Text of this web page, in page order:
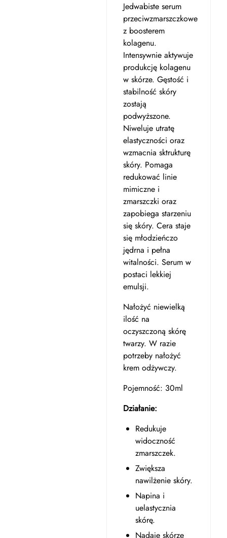
Jedwabiste serum
przeciwzmarszczkowe
z boosterem
kolagenu.
Intensywnie aktywuje
produkcję kolagenu
w skórze. Gęstość i
stabilność skóry
zostają
podwyższone.
Niweluje utratę
elastyczności oraz
wzmacnia sktrukturę
skóry. Pomaga
redukować linie
mimiczne i
zmarszczki oraz
zapobiega starzeniu
się skóry. Cera staje
się młodzieńczo
jędrna i pełna
witalności. Serum w
postaci lekkiej
emulsji.
Nałożyć niewielką
ilość na
oczyszczoną skórę
twarzy. W razie
potrzeby nałożyć
krem odżywczy.
Pojemność: 30ml
Działanie:
Redukuje
widoczność
zmarszczek.
Zwiększa
nawilżenie skóry.
Napina i
uelastycznia
skórę.
Nadaje skórze